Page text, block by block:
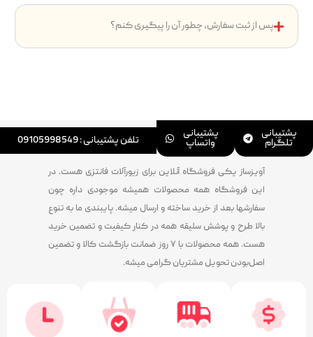
پس از ثبت سفارش، چطور آن را پیگیری کنم؟
پشتیبانی
تلگرام
پشتیبانی
واتساپ تلفن پشتیبانی : 09105998549
آویزساز یکی فروشگاه آنلاین برای زیورآلات فانتزی هست. در
این فروشگاه همه محصولات همیشه موجودی داره چون
سفارشها بعد از خرید ساخته و ارسال میشه. پایبندی ما به تنوع
بالا طرح و پوشش سلیقه همه در کنار کیفیت و تضمین خرید
هست. همه محصولات با ۷ روز ضمانت بازگشت کالا و تضمین
اصل‌بودن تحویل مشتریان گرامی میشه.